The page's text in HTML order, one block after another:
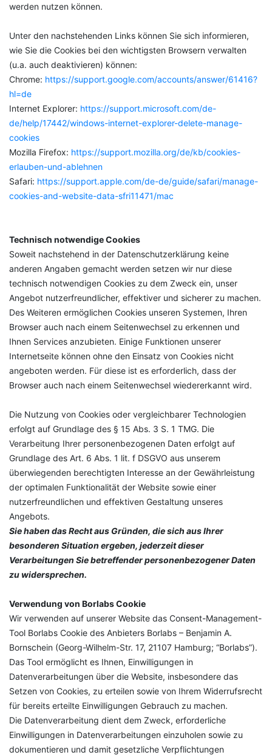
werden nutzen können.
Unter den nachstehenden Links können Sie sich informieren,
wie Sie die Cookies bei den wichtigsten Browsern verwalten
(u.a. auch deaktivieren) können:
Chrome: https://support.google.com/accounts/answer/61416?
hl=de
Internet Explorer: https://support.microsoft.com/de-
de/help/17442/windows-internet-explorer-delete-manage-
cookies
Mozilla Firefox: https://support.mozilla.org/de/kb/cookies-
erlauben-und-ablehnen
Safari: https://support.apple.com/de-de/guide/safari/manage-
cookies-and-website-data-sfri11471/mac
Technisch notwendige Cookies
Soweit nachstehend in der Datenschutzerklärung keine
anderen Angaben gemacht werden setzen wir nur diese
technisch notwendigen Cookies zu dem Zweck ein, unser
Angebot nutzerfreundlicher, effektiver und sicherer zu machen.
Des Weiteren ermöglichen Cookies unseren Systemen, Ihren
Browser auch nach einem Seitenwechsel zu erkennen und
Ihnen Services anzubieten. Einige Funktionen unserer
Internetseite können ohne den Einsatz von Cookies nicht
angeboten werden. Für diese ist es erforderlich, dass der
Browser auch nach einem Seitenwechsel wiedererkannt wird.
Die Nutzung von Cookies oder vergleichbarer Technologien
erfolgt auf Grundlage des § 15 Abs. 3 S. 1 TMG. Die
Verarbeitung Ihrer personenbezogenen Daten erfolgt auf
Grundlage des Art. 6 Abs. 1 lit. f DSGVO aus unserem
überwiegenden berechtigten Interesse an der Gewährleistung
der optimalen Funktionalität der Website sowie einer
nutzerfreundlichen und effektiven Gestaltung unseres
Angebots.
Sie haben das Recht aus Gründen, die sich aus Ihrer
besonderen Situation ergeben, jederzeit dieser
Verarbeitungen Sie betreffender personenbezogener Daten
zu widersprechen.
Verwendung von Borlabs Cookie
Wir verwenden auf unserer Website das Consent-Management-
Tool Borlabs Cookie des Anbieters Borlabs – Benjamin A.
Bornschein (Georg-Wilhelm-Str. 17, 21107 Hamburg; “Borlabs”).
Das Tool ermöglicht es Ihnen, Einwilligungen in
Datenverarbeitungen über die Website, insbesondere das
Setzen von Cookies, zu erteilen sowie von Ihrem Widerrufsrecht
für bereits erteilte Einwilligungen Gebrauch zu machen.
Die Datenverarbeitung dient dem Zweck, erforderliche
Einwilligungen in Datenverarbeitungen einzuholen sowie zu
dokumentieren und damit gesetzliche Verpflichtungen